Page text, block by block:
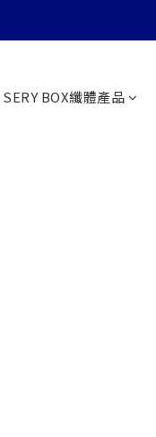
SERY BOX纖體產品